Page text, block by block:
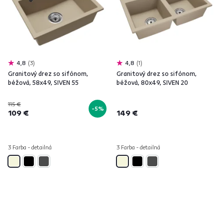
4,8 3
Granitový drez so sifónom,
béžová, 58x49, SIVEN 55
115 €
109 € -5%
3 Farba - detailná
4,8 1
Granitový drez so sifónom,
béžová, 80x49, SIVEN 20
149 €
3 Farba - detailná